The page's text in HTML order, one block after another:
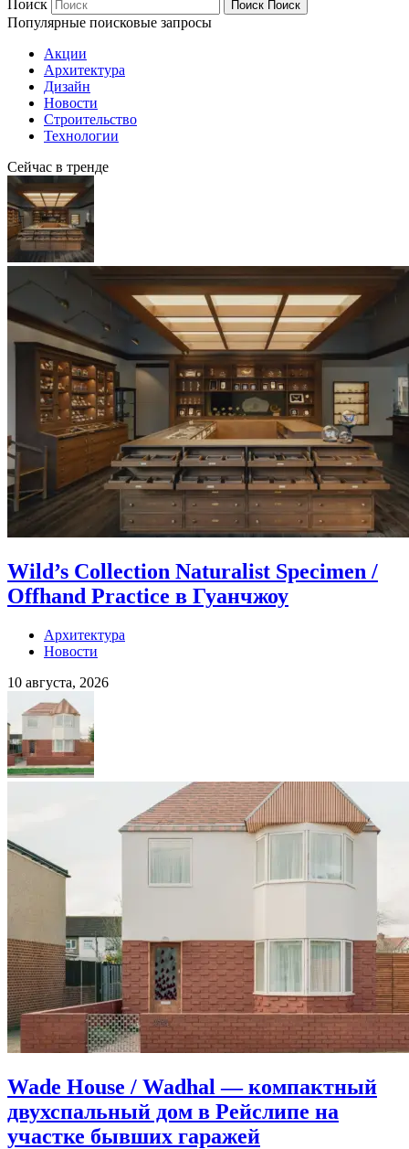
Поиск
Поиск Поиск
Популярные поисковые запросы
Акции
Архитектура
Дизайн
Новости
Строительство
Технологии
Сейчас в тренде
Wild’s Collection Naturalist Specimen /
Offhand Practice в Гуанчжоу
Архитектура
Новости
10 августа, 2026
Wade House / Wadhal — компактный
двухспальный дом в Рейслипе на
участке бывших гаражей